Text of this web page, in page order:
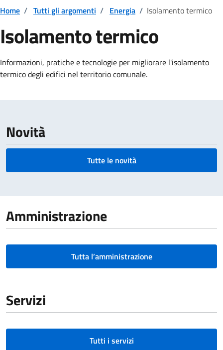
Home / Tutti gli argomenti / Energia / Isolamento termico
Isolamento termico
Dettagli della notizia
Informazioni, pratiche e tecnologie per migliorare l'isolamento
termico degli edifici nel territorio comunale.
Novità
Tutte le novità
Amministrazione
Tutta l’amministrazione
Servizi
Tutti i servizi